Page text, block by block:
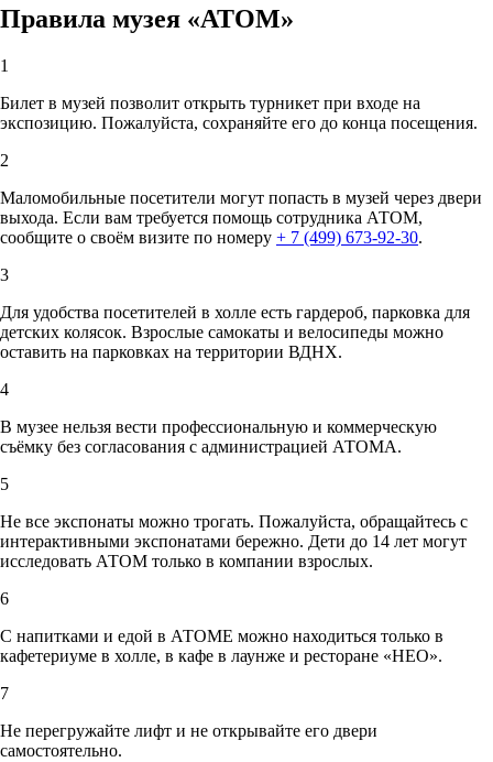
Правила музея «АТОМ»
1
Билет в музей позволит открыть турникет при входе на
экспозицию. Пожалуйста, сохраняйте его до конца посещения.
2
Маломобильные посетители могут попасть в музей через двери
выхода. Если вам требуется помощь сотрудника АТОМ,
сообщите о своём визите по номеру + 7 (499) 673-92-30.
3
Для удобства посетителей в холле есть гардероб, парковка для
детских колясок. Взрослые самокаты и велосипеды можно
оставить на парковках на территории ВДНХ.
4
В музее нельзя вести профессиональную и коммерческую
съёмку без согласования с администрацией АТОМА.
5
Не все экспонаты можно трогать. Пожалуйста, обращайтесь с
интерактивными экспонатами бережно. Дети до 14 лет могут
исследовать АТОМ только в компании взрослых.
6
С напитками и едой в АТОМЕ можно находиться только в
кафетериуме в холле, в кафе в лаунже и ресторане «НЕО».
7
Не перегружайте лифт и не открывайте его двери
самостоятельно.